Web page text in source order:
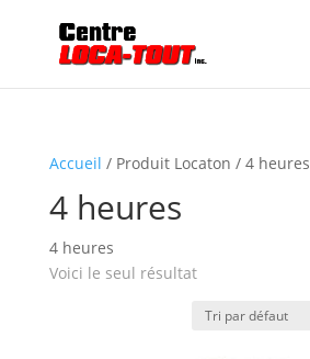
Accueil / Produit Locaton / 4 heures
4 heures
4 heures
Voici le seul résultat